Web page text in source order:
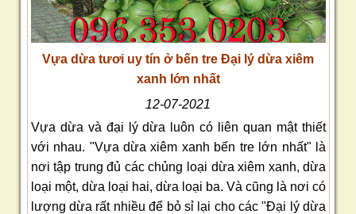
Vựa dừa tươi uy tín ở bến tre Đại lý dừa xiêm
xanh lớn nhất
12-07-2021
Vựa dừa và đại lý dừa luôn có liên quan mật thiết
với nhau. "Vựa dừa xiêm xanh bến tre lớn nhất" là
nơi tập trung đủ các chủng loại dừa xiêm xanh, dừa
loại một, dừa loại hai, dừa loại ba. Và cũng là nơi có
lượng dừa rất nhiều để bỏ sỉ lại cho các "Đại lý dừa